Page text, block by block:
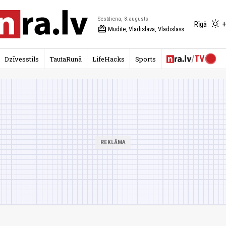
Sestdiena, 8.augusts
redeem Mudīte, Vladislava, Vladislavs
Rīgā
Dzīvesstils TautaRunā LifeHacks Sports